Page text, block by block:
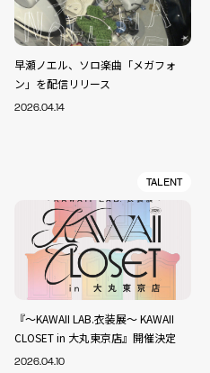
早瀬ノエル、ソロ楽曲「メガフォ
ン」を配信リリース
2026.04.14
TALENT
『～KAWAII LAB.衣装展～ KAWAII
CLOSET in 大丸東京店』開催決定
2026.04.10